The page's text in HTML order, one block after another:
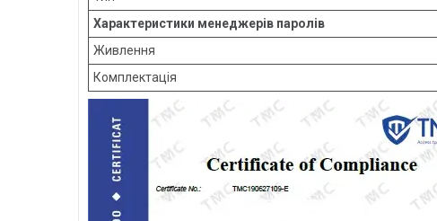
Характеристики менеджерів паролів
Живлення
Комплектація